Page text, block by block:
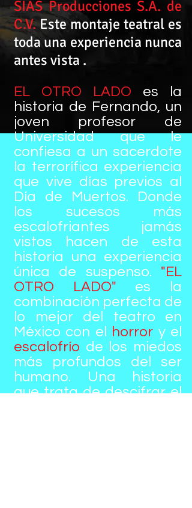
SIAS Producciones S.A. de
C.V.Este montaje teatral es
toda una experiencia nunca
antes vista .
EL OTRO LADO es la
historia de Fernando, un
joven profesor de
Universidad que le
confiesa a un sacerdote
la terrorífica experiencia
que vive días previos al
Día de Muertos. Donde
los sucesos más
escalofriantes jamás
vistos hacen de esta
historia una experiencia
única de suspenso. "EL
OTRO LADO" es la
combinación perfecta de
lo mejor del teatro en
México con el
horror y el
escalofrío de los miedos
más profundos del ser
humano. Una historia
que trata de descifrar el